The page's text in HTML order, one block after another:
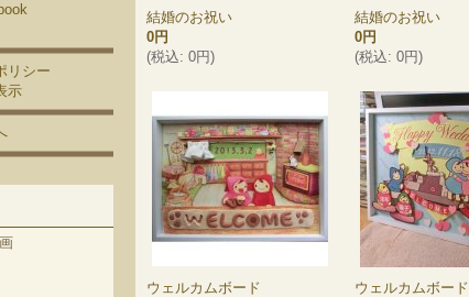
リシー
示
結婚のお祝い
0円
(税込: 0円)
結婚のお祝い
0円
(税込: 0円)
ウェルカムボード
ウェルカムボード